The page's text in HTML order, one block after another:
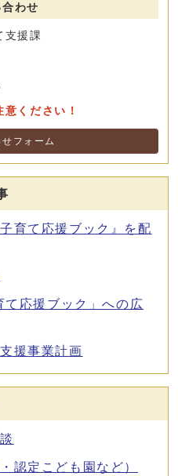
わせ
支援課
ください！
フォーム
育て応援ブック』を配
て応援ブック」への広
援事業計画
認定こども園など）